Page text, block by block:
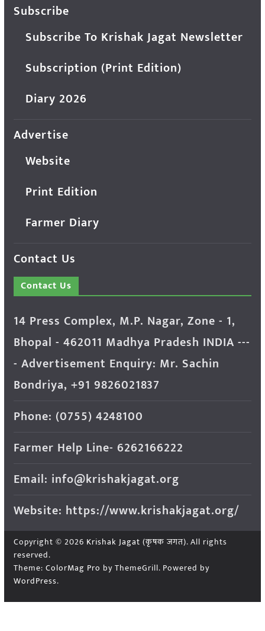
Subscribe
Subscribe To Krishak Jagat Newsletter
Subscription (Print Edition)
Diary 2026
Advertise
Website
Print Edition
Farmer Diary
Contact Us
Contact Us
14 Press Complex, M.P. Nagar, Zone - 1,
Bhopal - 462011 Madhya Pradesh INDIA ---
- Advertisement Enquiry: Mr. Sachin
Bondriya, +91 9826021837
Phone: (0755) 4248100
Farmer Help Line- 6262166222
Email: info@krishakjagat.org
Website: https://www.krishakjagat.org/
Copyright © 2026 Krishak Jagat (कृषक जगत). All rights
reserved.
Theme: ColorMag Pro by ThemeGrill. Powered by
WordPress.